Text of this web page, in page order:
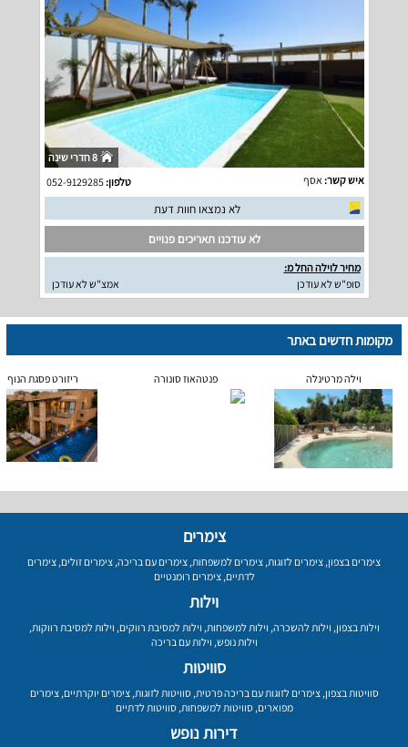
8 חדרי שינה
איש קשר: אסף טלפון:052-9129285
לא נמצאו חוות דעת
לא עודכנו תאריכים פנויים
מחיר לוילה החל מ:
סופ"ש לא עודכן
אמצ"ש לא עודכן
מקומות חדשים באתר
וילה מרטינלה פנטהאוז סונורה ריזורט פסגת הנוף
צימרים
צימרים בצפון, צימרים לזוגות, צימרים למשפחות, צימרים עם בריכה, צימרים זולים, צימרים
לדתיים,צימרים רומנטיים
וילות
וילות בצפון, וילות להשכרה, וילות למשפחות, וילות למסיבת רווקים, וילות למסיבת רווקות,
וילות נופש, וילות עם בריכה
סוויטות
סוויטות בצפון,צימרים לזוגות עם בריכה פרטית,סוויטות לזוגות,צימרים יוקרתיים,צימרים
מפוארים,סוויטות למשפחות,סוויטות לדתיים
דירות נופש